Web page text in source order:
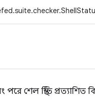
শেল স্থিতি প্রত্যাশিত